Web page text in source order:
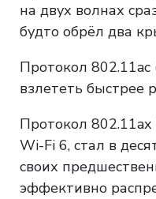
на двух волнах
будто обрёл два
Протокол
взлететь быстрее
Протокол
Wi-Fi 6, стал в
своих
эффективно